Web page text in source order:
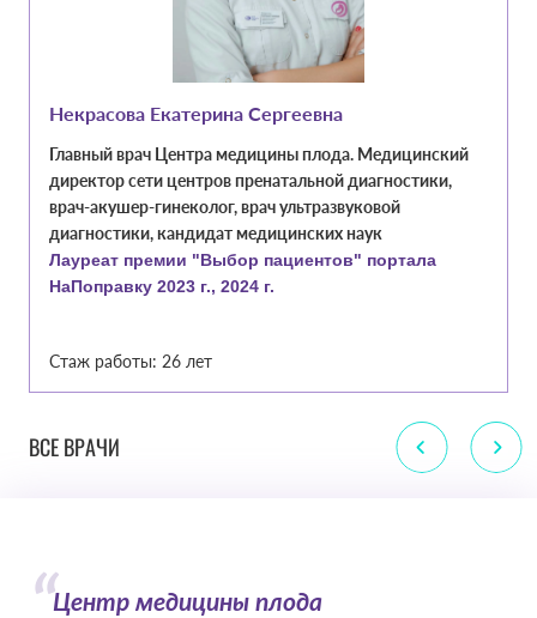
Некрасова Екатерина Сергеевна
Главный врач Центра медицины плода. Медицинский
директор сети центров пренатальной диагностики,
врач-акушер-гинеколог, врач ультразвуковой
диагностики, кандидат медицинских наук
Лауреат премии "Выбор пациентов" портала
НаПоправку 2023 г., 2024 г.
Стаж работы: 26 лет
ВСЕ ВРАЧИ
Центр медицины плода